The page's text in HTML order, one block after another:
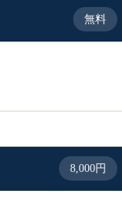
無料
8,000円